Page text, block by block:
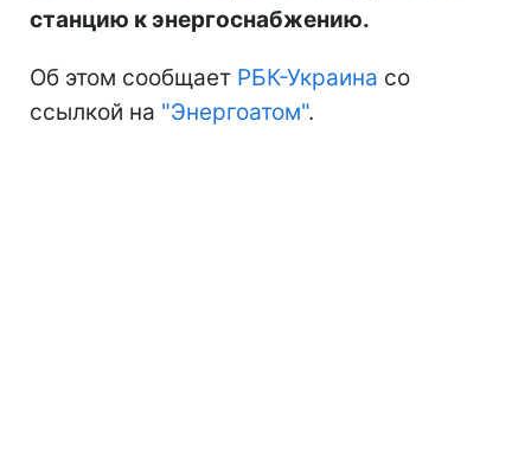
станцию к энергоснабжению.
Об этом сообщает РБК-Украина со
ссылкой на "Энергоатом".